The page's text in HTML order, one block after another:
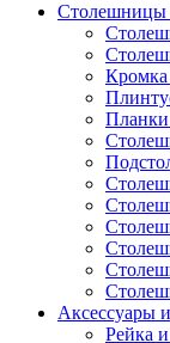
Столешницы
Кромка
Планки
Аксессуары
Рейка